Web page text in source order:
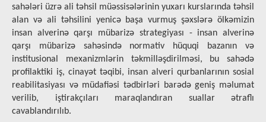
sahələri üzrə ali təhsil müəssisələrinin yuxarı kurslarında təhsil
alan və ali təhsilini yenicə başa vurmuş şəxslərə ölkəmizin
insan alverinə qarşı mübarizə strategiyası - insan alverinə
qarşı mübarizə sahəsində normativ hüquqi bazanın və
institusional mexanizmlərin təkmilləşdirilməsi, bu sahədə
profilaktiki iş, cinayət təqibi, insan alveri qurbanlarının sosial
reabilitasiyası və müdafiəsi tədbirləri barədə geniş məlumat
verilib, iştirakçıları maraqlandıran suallar ətraflı
cavablandırılıb.